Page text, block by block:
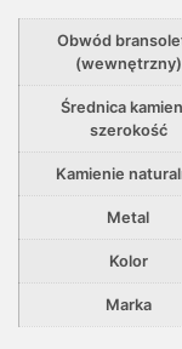
Obwód
(wewnętrzny)
Średnica
szerokość
Kamienie
Metal
Kolor
Marka